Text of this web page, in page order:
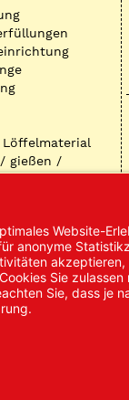
gießen /
/